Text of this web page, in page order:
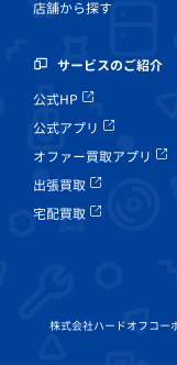
店舗から探す
サービスのご紹介
公式HP
公式アプリ
オファー買取アプリ
出張買取
宅配買取
株式会社ハードオフコー